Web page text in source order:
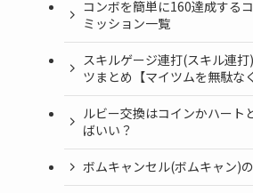
コンボを簡単に160達成する
ミッション一覧
スキルゲージ連打(スキル連打
ツまとめ【マイツムを無駄な
ルビー交換はコインかハート
ばいい？
ボムキャンセル(ボムキャン)